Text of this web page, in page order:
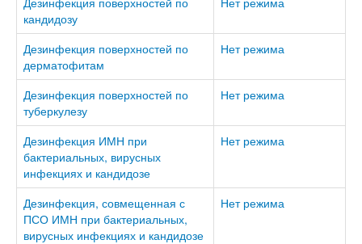
кандидозу
Дезинфекция поверхностей по
дерматофитам
Нет режима
Дезинфекция поверхностей по
туберкулезу
Нет режима
Дезинфекция ИМН при
бактериальных, вирусных
инфекциях и кандидозе
Нет режима
Дезинфекция, совмещенная с
ПСО ИМН при бактериальных,
вирусных инфекциях и кандидозе
Нет режима